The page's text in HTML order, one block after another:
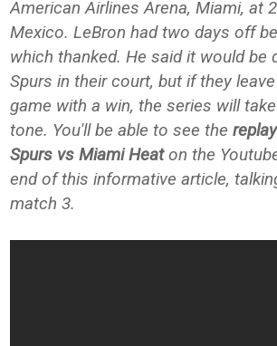
American Airlines Arena, Miami, at
Mexico. LeBron had two days off
which thanked. He said it would be
Spurs in their court, but if they
game with a win, the series will
tone. You'll be able to see the
Spurs vs Miami Heaton the
end of this informative article,
match 3.